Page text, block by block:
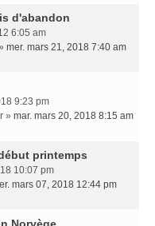
d'abandon
6:05 am
mer. mars 21, 2018 7:40 am
9:23 pm
» mar. mars 20, 2018 8:15 am
printemps
10:07 pm
mars 07, 2018 12:44 pm